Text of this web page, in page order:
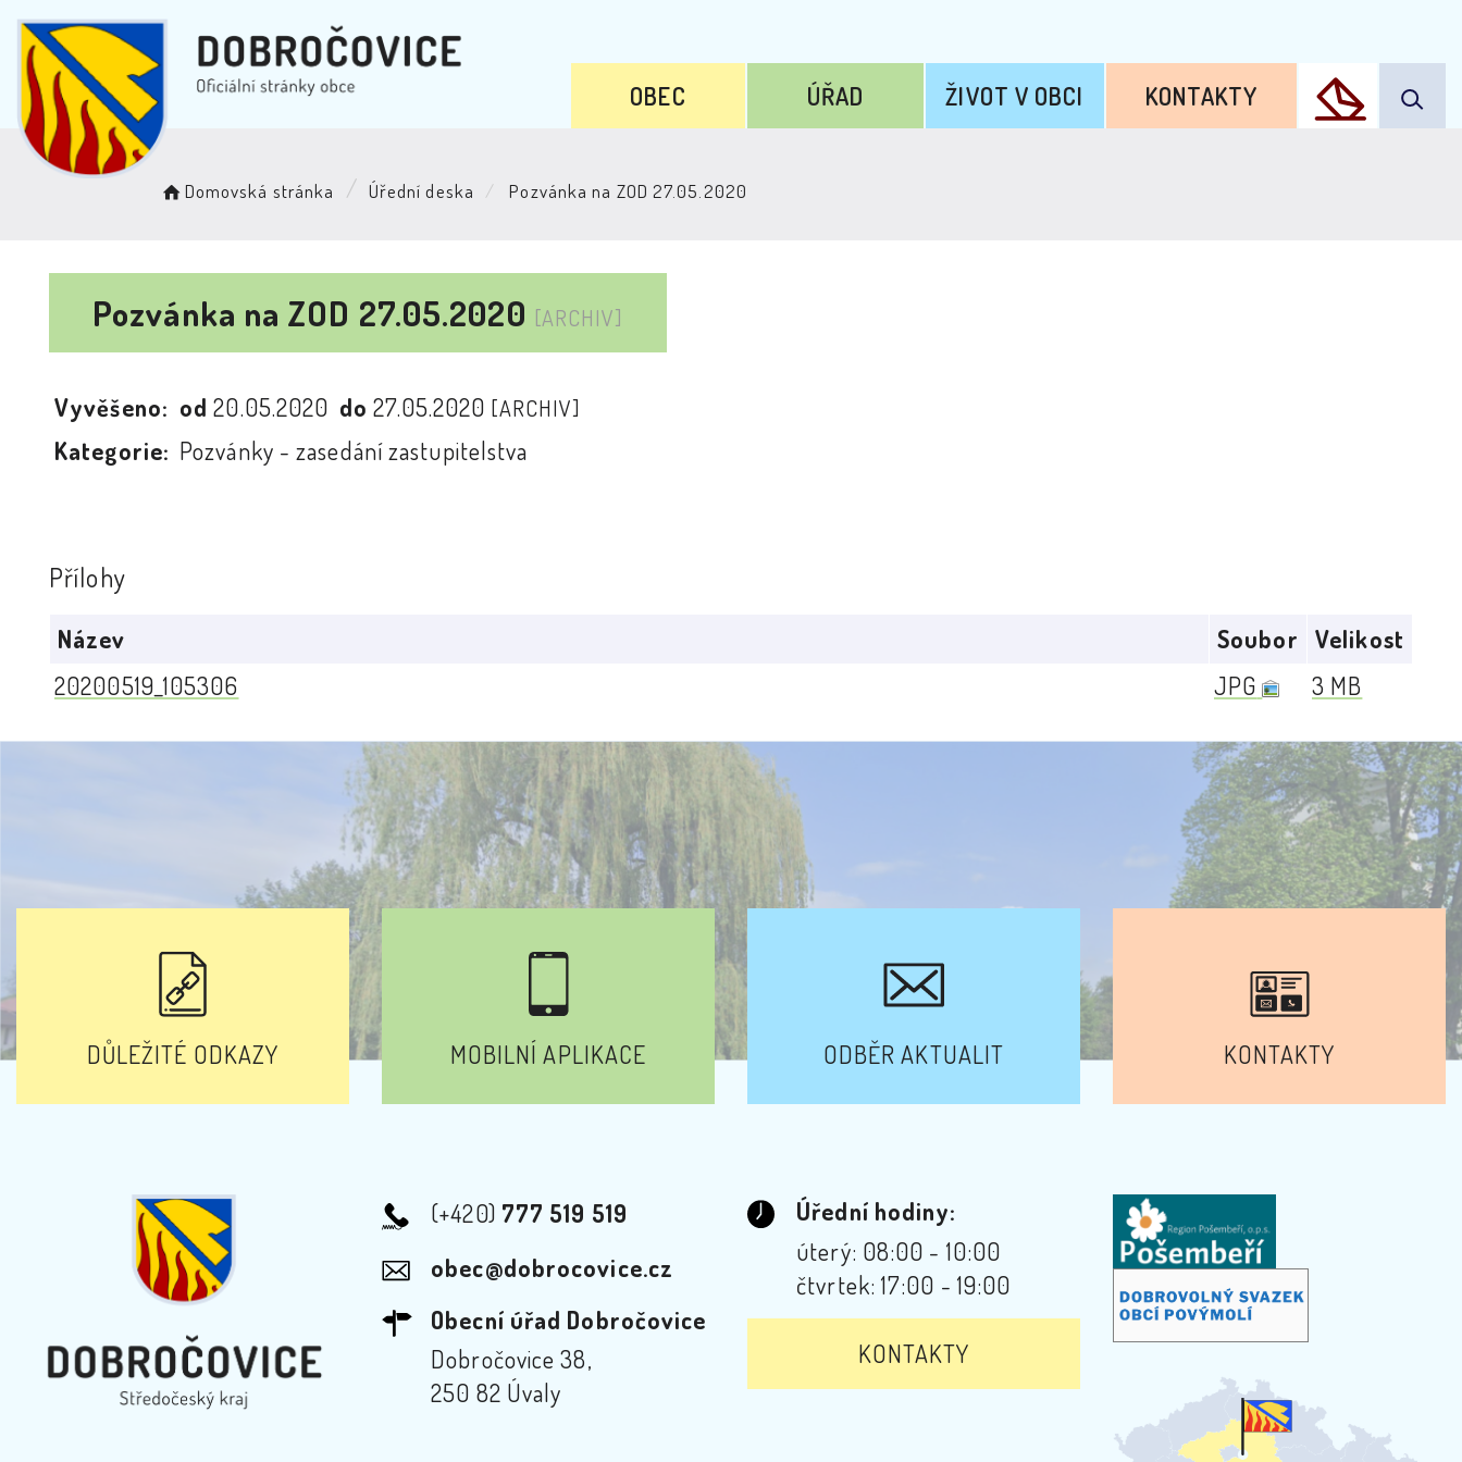
OBEC ÚŘAD ŽIVOT V OBCI KONTAKTY
Domovská stránka Úřední deska Pozvánka na ZOD 27.05.2020
Pozvánka na ZOD 27.05.2020 [ARCHIV]
Vyvěšeno: od20.05.2020 do27.05.2020 [ARCHIV]
Kategorie: Pozvánky - zasedání zastupitelstva
Přílohy
Název Soubor
Velikost
20200519_105306
JPG 3 MB
DŮLEŽITÉ ODKAZY MOBILNÍ APLIKACE ODBĚR AKTUALIT KONTAKTY
(+420) 777 519 519
obec@dobrocovice.cz
Obecní úřad Dobročovice
Dobročovice 38,
250 82 Úvaly
Úřední hodiny:
úterý: 08:00 - 10:00
čtvrtek: 17:00 - 19:00
KONTAKTY